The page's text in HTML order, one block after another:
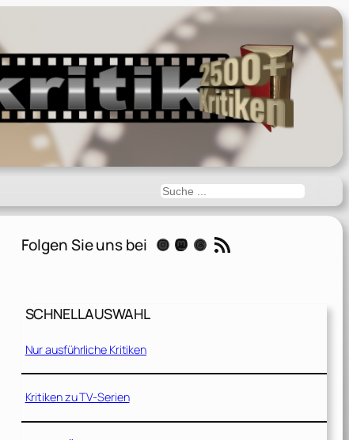
Suchen
Folgen Sie uns bei Instagram Mastodon Threads RSS-Feed
SCHNELLAUSWAHL
Nur ausführliche Kritiken
Kritiken zu TV-Serien